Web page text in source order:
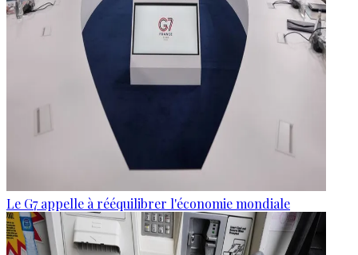
Le G7 appelle à rééquilibrer l'économie mondiale